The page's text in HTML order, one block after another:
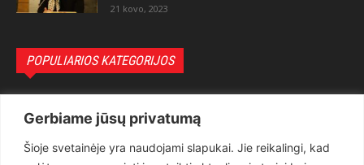
Gerbiame jūsų privatumą
Šioje svetainėje yra naudojami slapukai. Jie reikalingi, kad
21 kovo, 2023
POPULIARIOS KATEGORIJOS
Teisėsauga
1497